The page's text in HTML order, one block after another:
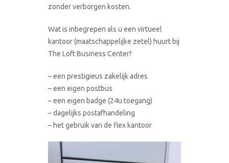
zonder verborgen kosten.
Wat is inbegrepen als u een virtueel
kantoor (maatschappelijke zetel) huurt bij
The Loft Business Center?
– een prestigieus zakelijk adres
– een eigen postbus
– een eigen badge (24u toegang)
– dagelijks postafhandeling
– het gebruik van de flex kantoor